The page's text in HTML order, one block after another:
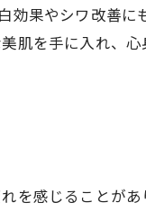
効果やシワ改善に
肌を手に入れ、
を感じることがあ